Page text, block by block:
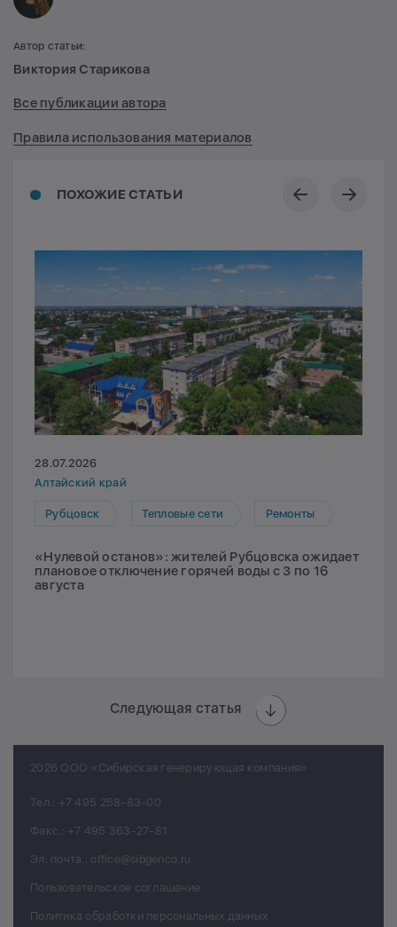
ПОХОЖИЕ СТАТЬИ
28.07.2026
Алтайский край
Рубцовск Тепловые сети Ремонты
«Нулевой останов»: жителей Рубцовска ожидает
плановое отключение горячей воды с 3 по 16
августа
Следующая статья
Автор статьи:
Виктория Старикова
Все публикации автора
Правила использования материалов
2026 ООО «Сибирская генерирующая компания»
Тел.: +7 495 258-83-00
Факс.: +7 495 363-27-81
Эл. почта.: office@sibgenco.ru
Пользовательское соглашение
Политика обработки персональных данных